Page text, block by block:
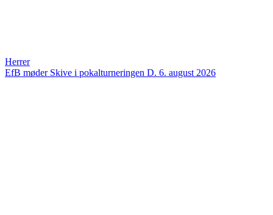
Herrer
EfB møder Skive i pokalturneringen D. 6. august 2026